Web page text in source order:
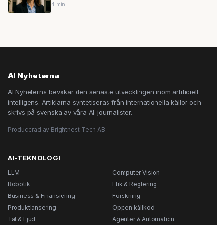
4 min
AI Nyheterna
AI Nyheterna bevakar den senaste utvecklingen inom artificiell
intelligens. Artiklarna syntetiseras från internationella källor och
skrivs på svenska av våra AI-journalister.
Producerad av Brightnest Tech AB
AI-TEKNOLOGI
LLM
Computer Vision
Robotik
Etik & Reglering
Business & Finansiering
Forskning
Produktlansering
Öppen källkod
Tal & Ljud
Agenter & Automation